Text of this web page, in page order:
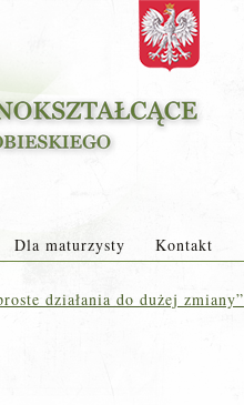
Dla maturzysty Kontakt
działania do dużej zmiany”